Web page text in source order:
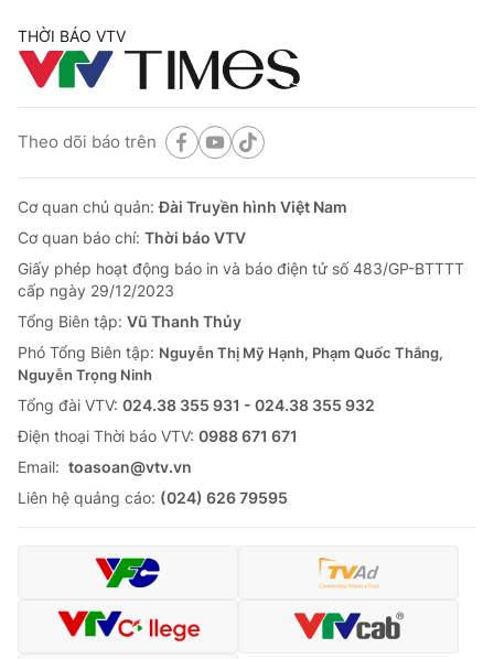
THỜI BÁO VTV
Theo dõi báo trên
Cơ quan chủ quản:Đài Truyền hình Việt Nam
Cơ quan báo chí: Thời báo VTV
Giấy phép hoạt động báo in và báo điện tử số 483/GP-BTTTT
cấp ngày 29/12/2023
Tổng Biên tập: Vũ Thanh Thủy
Phó Tổng Biên tập: Nguyễn Thị Mỹ Hạnh, Phạm Quốc Thắng,
Nguyễn Trọng Ninh
Tổng đài VTV: 024.38 355 931 - 024.38 355 932
Ðiện thoại Thời báo VTV: 0988 671 671
Email: toasoan@vtv.vn
Liên hệ quảng cáo: (024) 626 79595